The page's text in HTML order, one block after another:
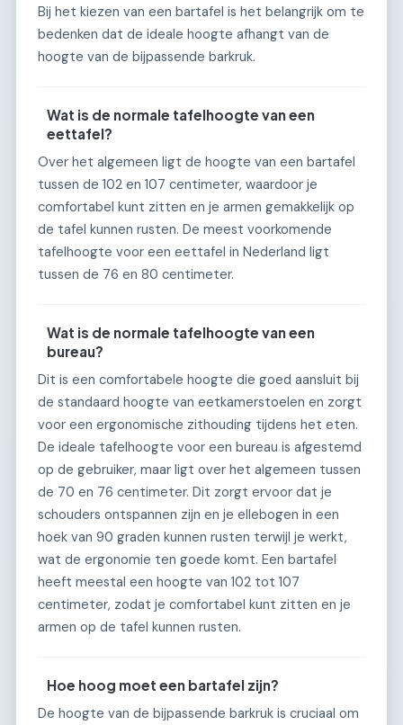
Bij het kiezen van een bartafel is het belangrijk om te
bedenken dat de ideale hoogte afhangt van de
hoogte van de bijpassende barkruk.
Wat is de normale tafelhoogte van een
eettafel?
Over het algemeen ligt de hoogte van een bartafel
tussen de 102 en 107 centimeter, waardoor je
comfortabel kunt zitten en je armen gemakkelijk op
de tafel kunnen rusten. De meest voorkomende
tafelhoogte voor een eettafel in Nederland ligt
tussen de 76 en 80 centimeter.
Wat is de normale tafelhoogte van een
bureau?
Dit is een comfortabele hoogte die goed aansluit bij
de standaard hoogte van eetkamerstoelen en zorgt
voor een ergonomische zithouding tijdens het eten.
De ideale tafelhoogte voor een bureau is afgestemd
op de gebruiker, maar ligt over het algemeen tussen
de 70 en 76 centimeter. Dit zorgt ervoor dat je
schouders ontspannen zijn en je ellebogen in een
hoek van 90 graden kunnen rusten terwijl je werkt,
wat de ergonomie ten goede komt. Een bartafel
heeft meestal een hoogte van 102 tot 107
centimeter, zodat je comfortabel kunt zitten en je
armen op de tafel kunnen rusten.
Hoe hoog moet een bartafel zijn?
De hoogte van de bijpassende barkruk is cruciaal om